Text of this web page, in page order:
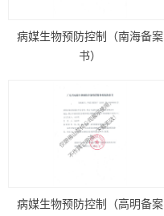
病媒生物预防控制（南海备案
书）
病媒生物预防控制（高明备案